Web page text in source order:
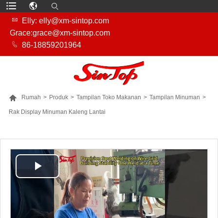

Elly: elly@xm-sintop.com
Grace:grace@xm-sintop.com
 86-18859201964
 Rumah > Produk > Tampilan Toko Makanan > Tampilan Minuman >
Rak Display Minuman Kaleng Lantai
Play
Video